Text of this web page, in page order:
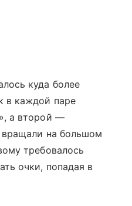
куда более
в каждой паре
а второй —
вращали на большом
требовалось
очки, попадая в